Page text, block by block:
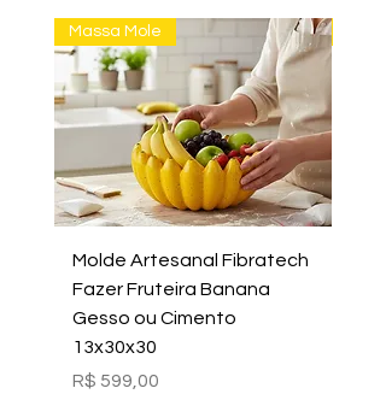
Massa Mole
Molde Artesanal Fibratech
Fazer Fruteira Banana
Gesso ou Cimento
13x30x30
Preço
R$ 599,00